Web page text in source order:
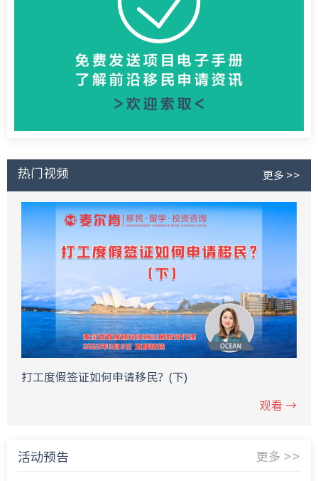
热门视频 更多 >>
打工度假签证如何申请移民？(下)
观看 →
活动预告 更多 >>